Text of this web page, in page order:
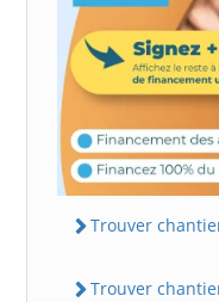
Trouver
Trouver